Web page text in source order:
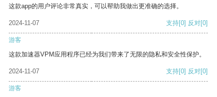
这款app的用户评论非常真实，可以帮助我做出更准确的选择。
2024-11-07 支持[0] 反对[0]
游客
这款加速器VPM应用程序已经为我们带来了无限的隐私和安全性保护。
2024-11-07 支持[0] 反对[0]
游客